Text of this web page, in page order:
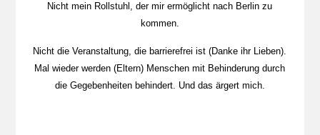
Nicht mein Rollstuhl, der mir ermöglicht nach Berlin zu
kommen.
Nicht die Veranstaltung, die barrierefrei ist (Danke ihr Lieben).
Mal wieder werden (Eltern) Menschen mit Behinderung durch
die Gegebenheiten behindert. Und das ärgert mich.